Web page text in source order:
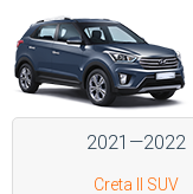
Контакты
Войти на сайт
+7(812)317-
2021—2022
Creta II SUV